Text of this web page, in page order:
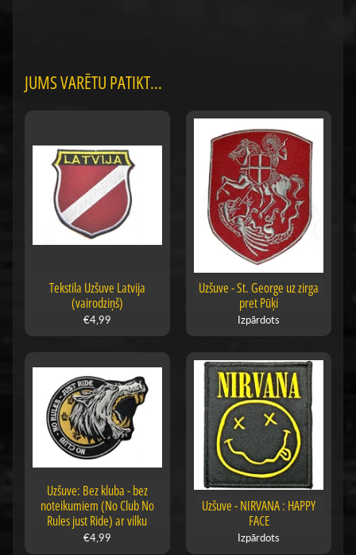
JUMS VARĒTU PATIKT...
Tekstila Uzšuve Latvija
(vairodziņš)
€4,99
Uzšuve - St. George uz zirga
pret Pūķi
Izpārdots
Uzšuve: Bez kluba - bez
noteikumiem (No Club No
Rules just Ride) ar vilku
€4,99
Uzšuve - NIRVANA : HAPPY
FACE
Izpārdots